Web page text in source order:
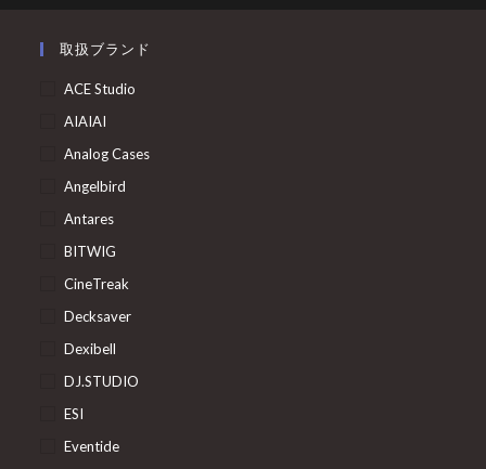
取扱ブランド
ACE Studio
AIAIAI
Analog Cases
Angelbird
Antares
BITWIG
CineTreak
Decksaver
Dexibell
DJ.STUDIO
ESI
Eventide